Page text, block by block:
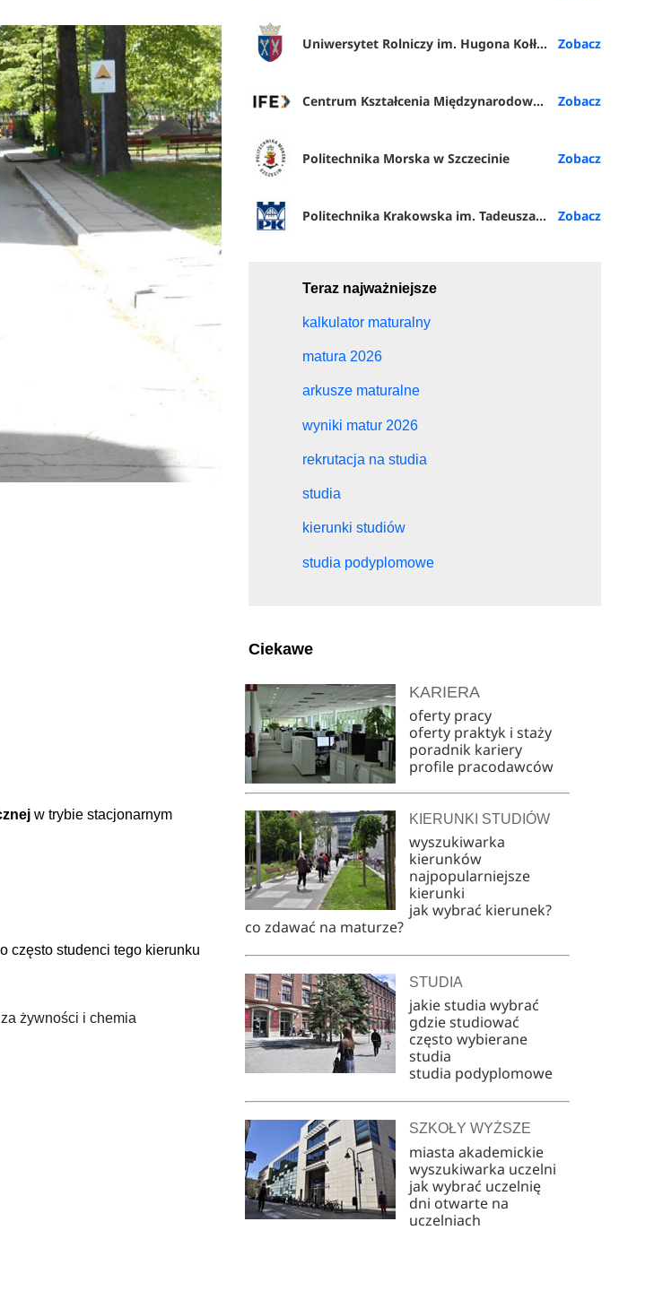
w trybie stacjonarnym
często studenci tego kierunku
żywności i chemia
Uniwersytet Rolniczy im. Hugona Kołłątaja w Krakowie
Centrum Kształcenia Międzynarodowego (IFE) PŁ
Politechnika Morska w Szczecinie
Politechnika Krakowska im. Tadeusza Kościuszki
Teraz najważniejsze
kalkulator maturalny
matura 2026
arkusze maturalne
wyniki matur 2026
rekrutacja na studia
studia
kierunki studiów
studia podyplomowe
Ciekawe
KARIERA
oferty pracy
oferty praktyk i staży
poradnik kariery
profile pracodawców
KIERUNKI STUDIÓW
wyszukiwarka
kierunków
najpopularniejsze
kierunki
jak wybrać kierunek?
co zdawać na maturze?
STUDIA
jakie studia wybrać
gdzie studiować
często wybierane
studia
studia podyplomowe
SZKOŁY WYŻSZE
miasta akademickie
wyszukiwarka uczelni
jak wybrać uczelnię
dni otwarte na
uczelniach